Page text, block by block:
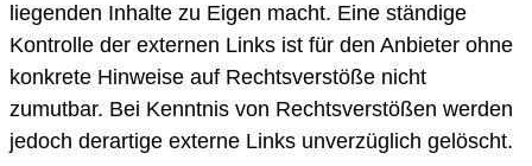
liegenden Inhalte zu Eigen macht. Eine ständige
Kontrolle der externen Links ist für den Anbieter ohne
konkrete Hinweise auf Rechtsverstöße nicht
zumutbar. Bei Kenntnis von Rechtsverstößen werden
jedoch derartige externe Links unverzüglich gelöscht.